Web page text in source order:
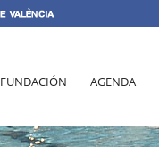
FUNDACIÓN AGENDA